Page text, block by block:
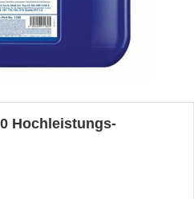
Hochleistungs-